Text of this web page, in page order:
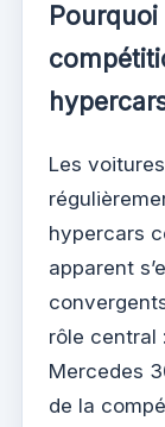
Les
hypercars
apparent
rôle central
Mercedes
de la